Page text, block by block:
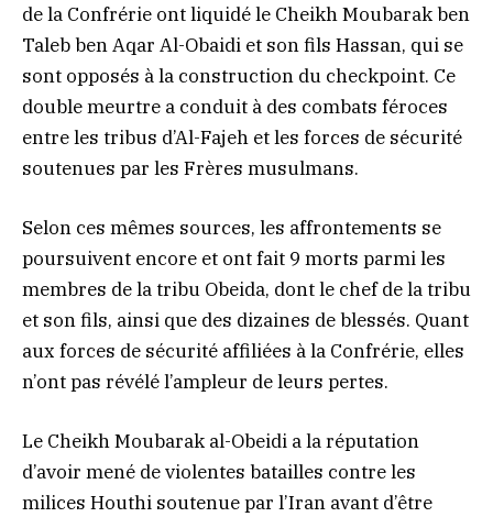
de la Confrérie ont liquidé le Cheikh Moubarak ben
Taleb ben Aqar Al-Obaidi et son fils Hassan, qui se
sont opposés à la construction du checkpoint. Ce
double meurtre a conduit à des combats féroces
entre les tribus d’Al-Fajeh et les forces de sécurité
soutenues par les Frères musulmans.
Selon ces mêmes sources, les affrontements se
poursuivent encore et ont fait 9 morts parmi les
membres de la tribu Obeida, dont le chef de la tribu
et son fils, ainsi que des dizaines de blessés. Quant
aux forces de sécurité affiliées à la Confrérie, elles
n’ont pas révélé l’ampleur de leurs pertes.
Le Cheikh Moubarak al-Obeidi a la réputation
d’avoir mené de violentes batailles contre les
milices Houthi soutenue par l’Iran avant d’être